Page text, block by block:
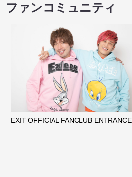
ファンコミュニティ
EXIT OFFICIAL FANCLUB ENTRANCE